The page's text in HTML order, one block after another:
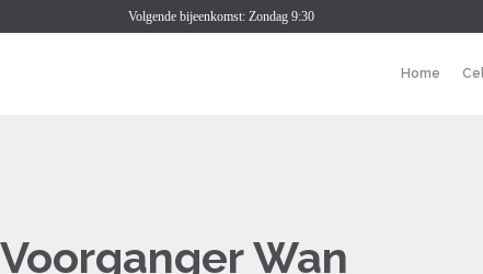
Volgende bijeenkomst: Zondag 9:30
Home
Voorganger Wan